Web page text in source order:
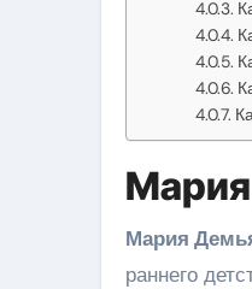
Мария
Мария
раннего